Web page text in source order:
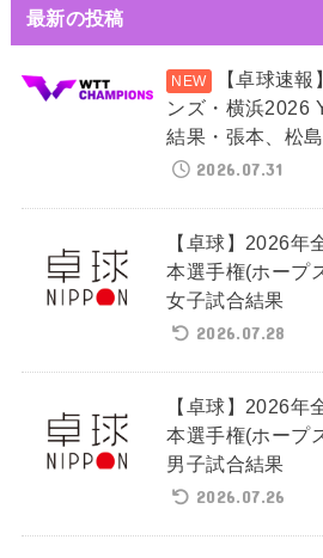
最新の投稿
【卓球速
ンズ・横浜2026
結果・張本、松
2026.07.31
【卓球】2026年
本選手権(ホープ
女子試合結果
2026.07.28
【卓球】2026年
本選手権(ホープ
男子試合結果
2026.07.26